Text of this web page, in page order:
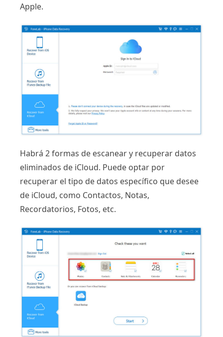
Apple.
Habrá 2 formas de escanear y recuperar datos
eliminados de iCloud. Puede optar por
recuperar el tipo de datos específico que desee
de iCloud, como Contactos, Notas,
Recordatorios, Fotos, etc.